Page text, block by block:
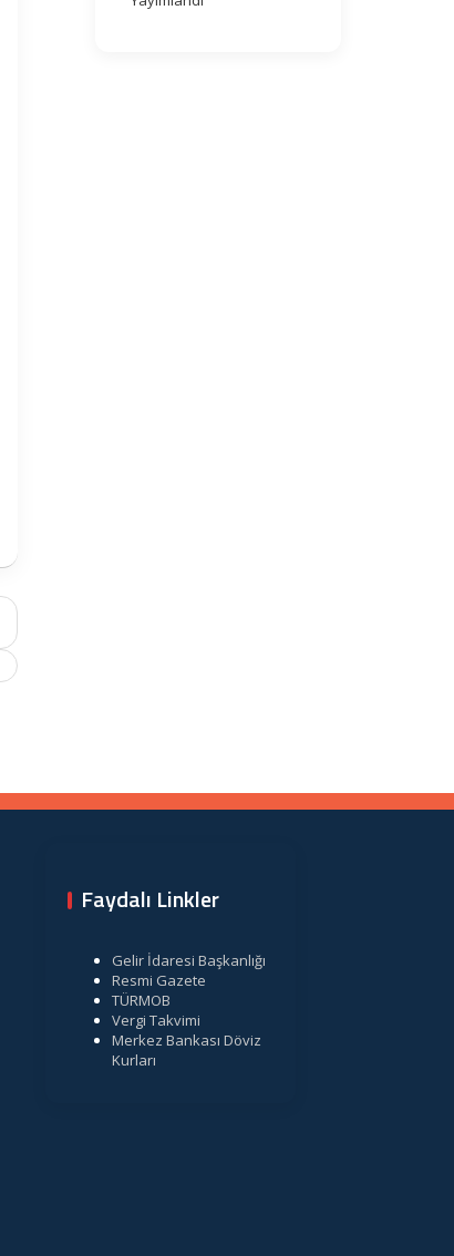
Faydalı Linkler
Gelir İdaresi Başkanlığı
Resmi Gazete
TÜRMOB
Vergi Takvimi
Merkez Bankası Döviz
Kurları